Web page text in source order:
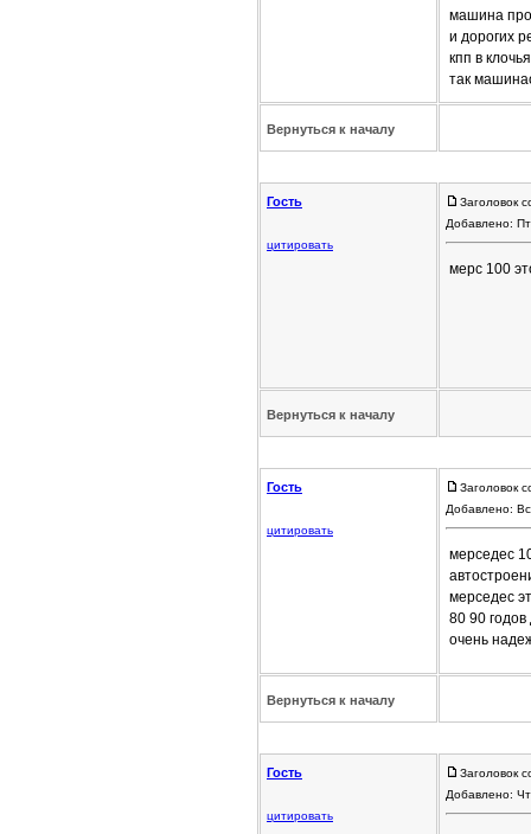
машина
и дорогих
кпп в
так
Вернуться к началу
Гость
цитировать
Заголовок
Добавлено:
мерс 100
Вернуться к началу
Гость
цитировать
Заголовок
Добавлено:
мерседес
мерседес
80 90
очень
Вернуться к началу
Гость
цитировать
Заголовок
Добавлено: